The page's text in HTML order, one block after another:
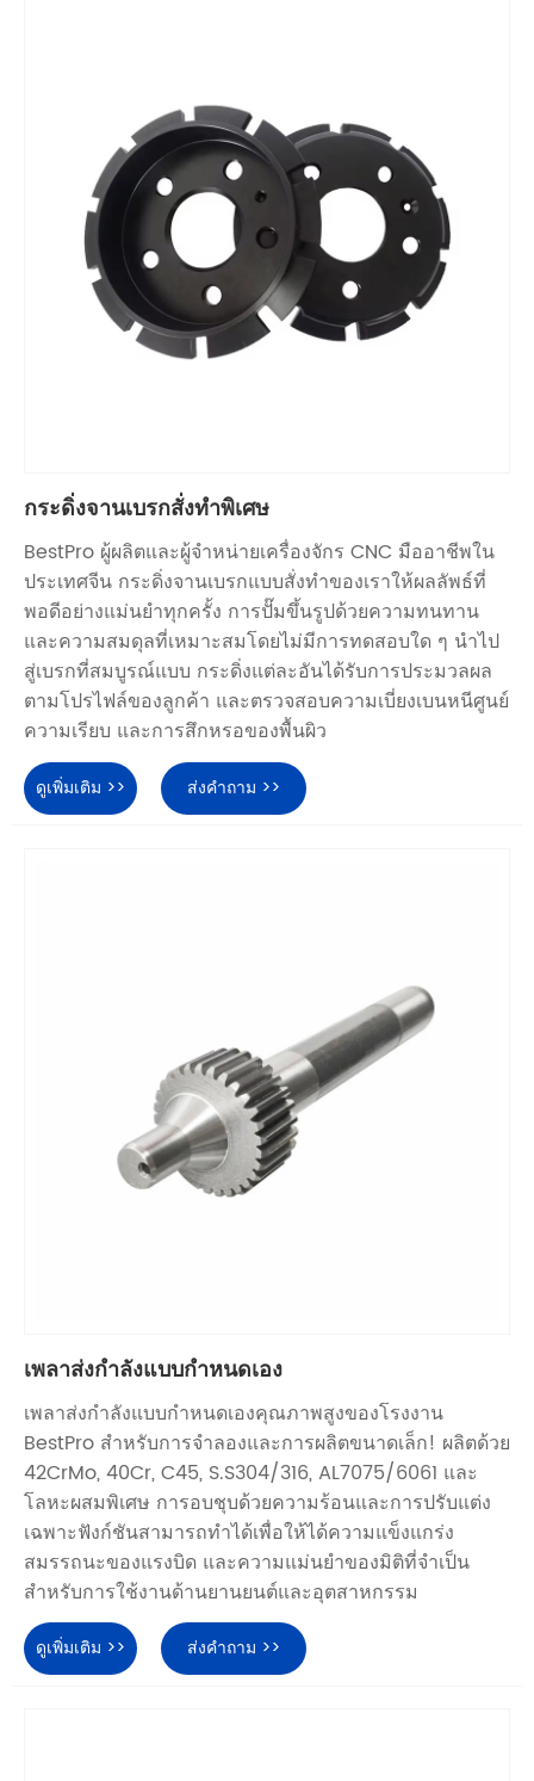
กระดิ่งจานเบรกสั่งทำพิเศษ
BestPro ผู้ผลิตและผู้จำหน่ายเครื่องจักร CNC มืออาชีพใน
ประเทศจีน กระดิ่งจานเบรกแบบสั่งทำของเราให้ผลลัพธ์ที่
พอดีอย่างแม่นยำทุกครั้ง การปั๊มขึ้นรูปด้วยความทนทาน
และความสมดุลที่เหมาะสมโดยไม่มีการทดสอบใด ๆ นำไป
สู่เบรกที่สมบูรณ์แบบ กระดิ่งแต่ละอันได้รับการประมวลผล
ตามโปรไฟล์ของลูกค้า และตรวจสอบความเบี่ยงเบนหนีศูนย์
ความเรียบ และการสึกหรอของพื้นผิว
ดูเพิ่มเติม >> ส่งคำถาม >>
เพลาส่งกำลังแบบกำหนดเอง
เพลาส่งกำลังแบบกำหนดเองคุณภาพสูงของโรงงาน
BestPro สำหรับการจำลองและการผลิตขนาดเล็ก! ผลิตด้วย
42CrMo, 40Cr, C45, S.S304/316, AL7075/6061 และ
โลหะผสมพิเศษ การอบชุบด้วยความร้อนและการปรับแต่ง
เฉพาะฟังก์ชันสามารถทำได้เพื่อให้ได้ความแข็งแกร่ง
สมรรถนะของแรงบิด และความแม่นยำของมิติที่จำเป็น
สำหรับการใช้งานด้านยานยนต์และอุตสาหกรรม
ดูเพิ่มเติม >> ส่งคำถาม >>